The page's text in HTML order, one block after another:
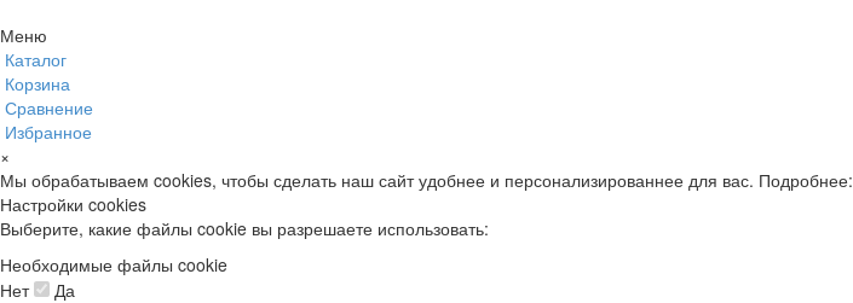
Меню
Каталог
Корзина
Сравнение
Избранное
×
Мы обрабатываем cookies, чтобы сделать наш сайт удобнее и персонализированнее для вас. Подробнее:
Настройки cookies
Выберите, какие файлы cookie вы разрешаете использовать:
Необходимые файлы cookie
Нет
Да